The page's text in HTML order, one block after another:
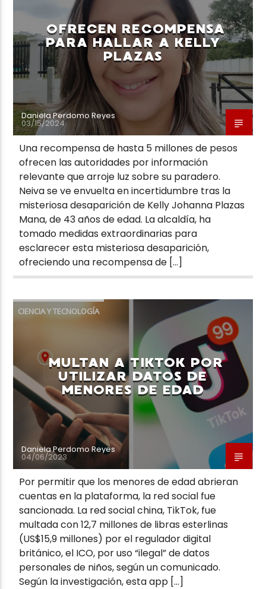
Neiva Estereo
OFRECEN RECOMPENSA
PARA HALLAR A KELLY
PLAZAS
Daniela Perdomo Reyes
03/15/2024
Una recompensa de hasta 5 millones de pesos
ofrecen las autoridades por información
relevante que arroje luz sobre su paradero.
Neiva se ve envuelta en incertidumbre tras la
misteriosa desaparición de Kelly Johanna Plazas
Mana, de 43 años de edad. La alcaldía, ha
tomado medidas extraordinarias para
esclarecer esta misteriosa desaparición,
ofreciendo una recompensa de […]
CIENCIA Y TECNOLOGÍA
MULTAN A TIKTOK POR
UTILIZAR DATOS DE
MENORES DE EDAD
Daniela Perdomo Reyes
04/06/2023
Por permitir que los menores de edad abrieran
cuentas en la plataforma, la red social fue
sancionada. La red social china, TikTok, fue
multada con 12,7 millones de libras esterlinas
(US$15,9 millones) por el regulador digital
británico, el ICO, por uso “ilegal” de datos
personales de niños, según un comunicado.
Según la investigación, esta app […]